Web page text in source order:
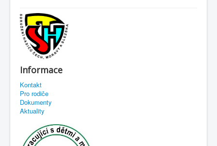
Informace
Kontakt
Pro rodiče
Dokumenty
Aktuality